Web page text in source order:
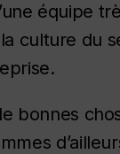
équipe
culture du
bonnes